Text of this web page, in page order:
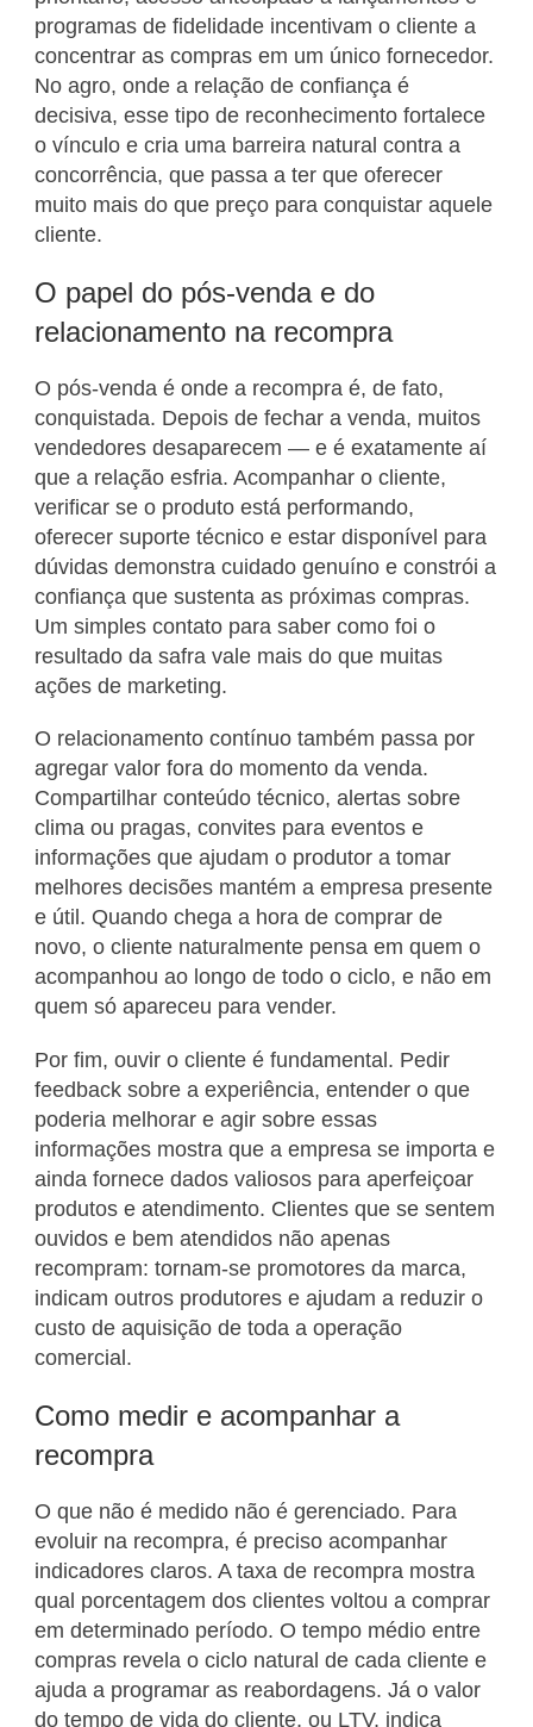
programas de fidelidade incentivam o cliente a
concentrar as compras em um único fornecedor.
No agro, onde a relação de confiança é
decisiva, esse tipo de reconhecimento fortalece
o vínculo e cria uma barreira natural contra a
concorrência, que passa a ter que oferecer
muito mais do que preço para conquistar aquele
cliente.
O papel do pós-venda e do
relacionamento na recompra
O pós-venda é onde a recompra é, de fato,
conquistada. Depois de fechar a venda, muitos
vendedores desaparecem — e é exatamente aí
que a relação esfria. Acompanhar o cliente,
verificar se o produto está performando,
oferecer suporte técnico e estar disponível para
dúvidas demonstra cuidado genuíno e constrói a
confiança que sustenta as próximas compras.
Um simples contato para saber como foi o
resultado da safra vale mais do que muitas
ações de marketing.
O relacionamento contínuo também passa por
agregar valor fora do momento da venda.
Compartilhar conteúdo técnico, alertas sobre
clima ou pragas, convites para eventos e
informações que ajudam o produtor a tomar
melhores decisões mantém a empresa presente
e útil. Quando chega a hora de comprar de
novo, o cliente naturalmente pensa em quem o
acompanhou ao longo de todo o ciclo, e não em
quem só apareceu para vender.
Por fim, ouvir o cliente é fundamental. Pedir
feedback sobre a experiência, entender o que
poderia melhorar e agir sobre essas
informações mostra que a empresa se importa e
ainda fornece dados valiosos para aperfeiçoar
produtos e atendimento. Clientes que se sentem
ouvidos e bem atendidos não apenas
recompram: tornam-se promotores da marca,
indicam outros produtores e ajudam a reduzir o
custo de aquisição de toda a operação
comercial.
Como medir e acompanhar a
recompra
O que não é medido não é gerenciado. Para
evoluir na recompra, é preciso acompanhar
indicadores claros. A taxa de recompra mostra
qual porcentagem dos clientes voltou a comprar
em determinado período. O tempo médio entre
compras revela o ciclo natural de cada cliente e
ajuda a programar as reabordagens. Já o valor
do tempo de vida do cliente, ou LTV, indica